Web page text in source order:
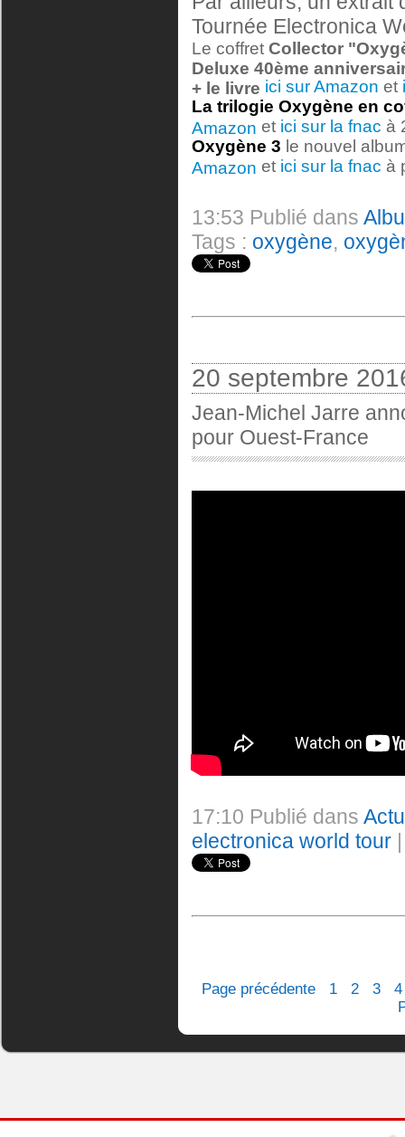
Tournée Electronica
Le coffret Collector
Deluxe 40ème
+ le livre ici sur Amazon et
La trilogie Oxygène en
Amazon et ici sur la fnac à
Oxygène 3 le nouvel
Amazon et ici sur la fnac à
13:53 Publié dans
Tags : oxygène,
20 septembre
Jean-Michel Jarre
pour Ouest-France
17:10 Publié dans
electronica world tour
Page précédente 1 2 3
4